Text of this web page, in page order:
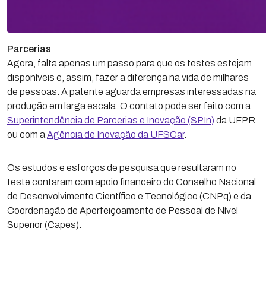
Parcerias
Agora, falta apenas um passo para que os testes estejam
disponíveis e, assim, fazer a diferença na vida de milhares
de pessoas. A patente aguarda empresas interessadas na
produção em larga escala. O contato pode ser feito com a
Superintendência de Parcerias e Inovação (SPIn) da UFPR
ou com a Agência de Inovação da UFSCar.
Os estudos e esforços de pesquisa que resultaram no
teste contaram com apoio financeiro do Conselho Nacional
de Desenvolvimento Científico e Tecnológico (CNPq) e da
Coordenação de Aperfeiçoamento de Pessoal de Nível
Superior (Capes).